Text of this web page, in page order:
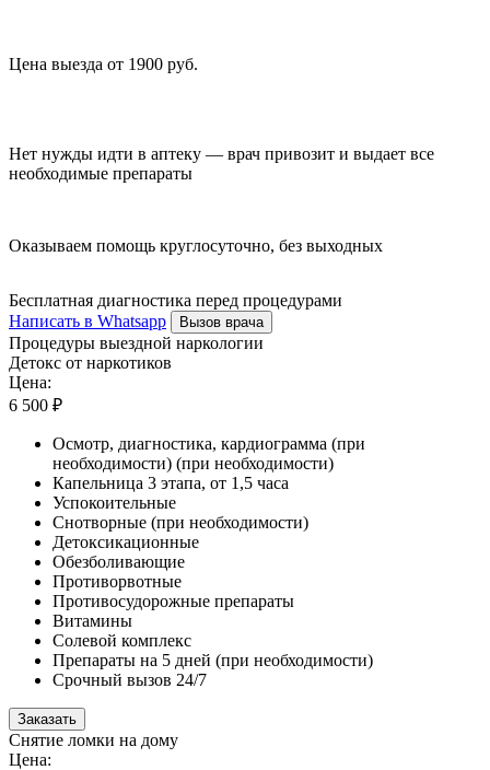
Цена выезда от 1900 руб.
Нет нужды идти в аптеку — врач привозит и выдает все
необходимые препараты
Оказываем помощь круглосуточно, без выходных
Бесплатная диагностика перед процедурами
Написать в Whatsapp
Вызов врача
Процедуры выездной наркологии
Детокс от наркотиков
Цена:
6 500 ₽
Осмотр, диагностика, кардиограмма (при
необходимости) (при необходимости)
Капельница 3 этапа, от 1,5 часа
Успокоительные
Снотворные (при необходимости)
Детоксикационные
Обезболивающие
Противорвотные
Противосудорожные препараты
Витамины
Солевой комплекс
Препараты на 5 дней (при необходимости)
Срочный вызов 24/7
Заказать
Снятие ломки на дому
Цена: